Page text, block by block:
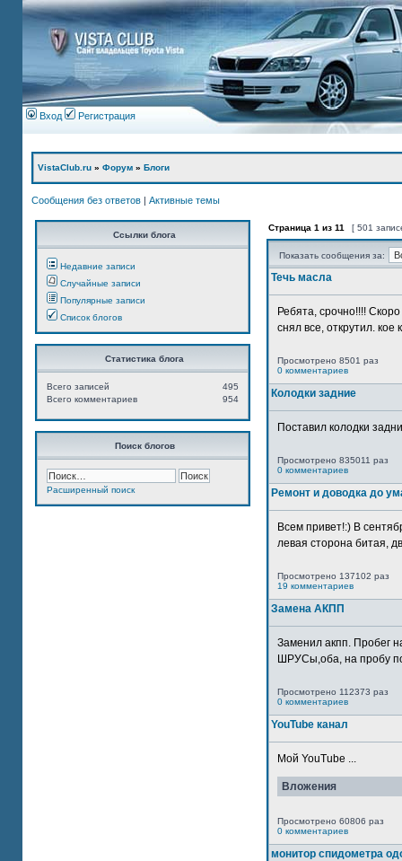
Вход Регистрация
VistaClub.ru » Форум » Блоги
Сообщения без ответов | Активные темы
Ссылки блога
Недавние записи
Случайные записи
Популярные записи
Список блогов
Статистика блога
495
Всего записей
954
Всего комментариев
Поиск блогов
Расширенный поиск
Страница 1 из 11 [ 501
Показать сообщения за:
Течь масла
Ребята, срочно!!!!
снял все, открутил. кое
Просмотрено 8501 раз
0 комментариев
Колодки задние
Поставил колодки
Просмотрено 835011 раз
0 комментариев
Ремонт и доводка до
Всем привет!:) В
левая сторона битая,
Просмотрено 137102 раз
19 комментариев
Замена АКПП
Заменил акпп. Пробег
ШРУСы,оба, на пробу
Просмотрено 112373 раз
0 комментариев
YouTube канал
Мой YouTube ...
Вложения
Просмотрено 60806 раз
0 комментариев
монитор спидометра